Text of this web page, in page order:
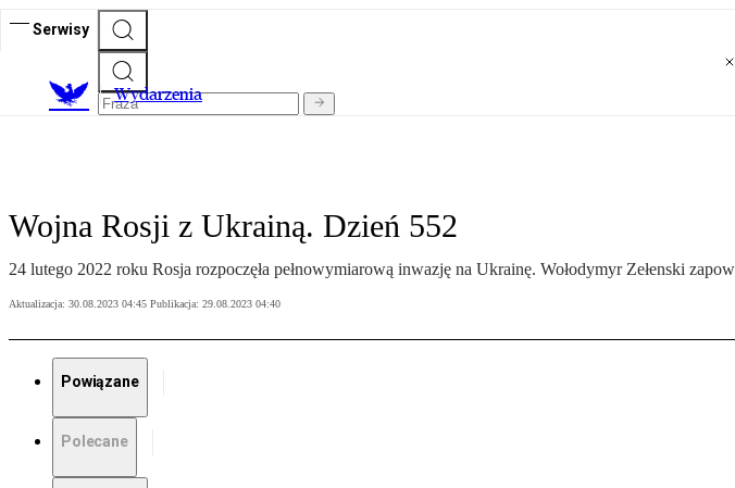
Serwisy
Wydarzenia
Wojna Rosji z Ukrainą. Dzień 552
24 lutego 2022 roku Rosja rozpoczęła pełnowymiarową inwazję na Ukrainę. Wołodymyr Zełenski
Aktualizacja: 30.08.2023 04:45 Publikacja: 29.08.2023 04:40
Powiązane
Polecane